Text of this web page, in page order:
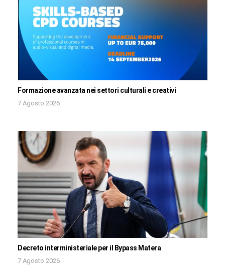
Formazione avanzata nei settori culturali e creativi
7 Agosto 2026
Decreto interministeriale per il Bypass Matera
7 Agosto 2026